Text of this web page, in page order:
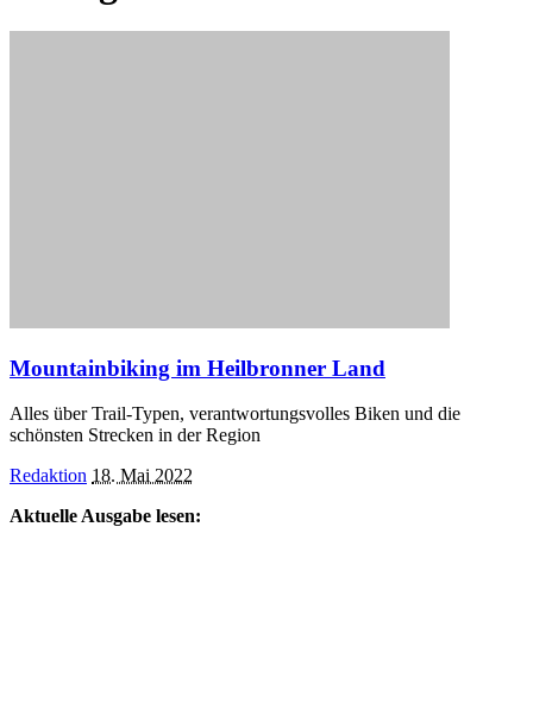
Mountainbiking im Heilbronner Land
Alles über Trail-Typen, verantwortungsvolles Biken und die
schönsten Strecken in der Region
Posted
Redaktion 18. Mai 2022
Aktuelle Ausgabe lesen: